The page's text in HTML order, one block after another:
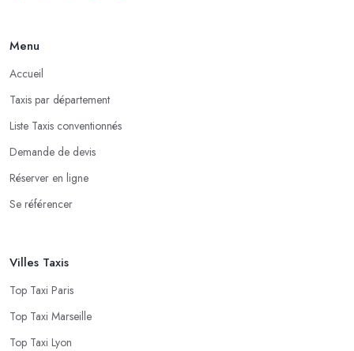
Menu
Accueil
Taxis par département
Liste Taxis conventionnés
Demande de devis
Réserver en ligne
Se référencer
Villes Taxis
Top Taxi Paris
Top Taxi Marseille
Top Taxi Lyon